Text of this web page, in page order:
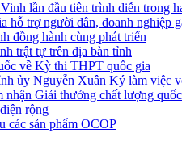
lần đầu tiên trình diễn trong
hỗ trợ người dân, doanh nghiệp
đồng hành cùng phát triển
trật tự trên địa bàn tỉnh
về Kỳ thi THPT quốc gia
ủy Nguyễn Xuân Ký làm việc
nhận Giải thưởng chất lượng
rộng
các sản phẩm OCOP